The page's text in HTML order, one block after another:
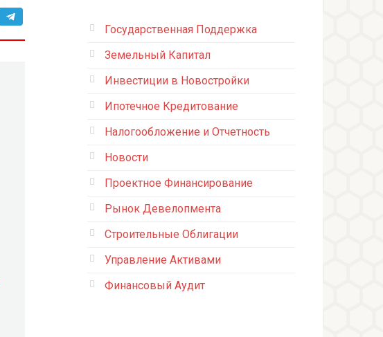
Государственная Поддержка
Земельный Капитал
Инвестиции в Новостройки
Ипотечное Кредитование
Налогообложение и Отчетность
Новости
Проектное Финансирование
Рынок Девелопмента
Строительные Облигации
Управление Активами
Финансовый Аудит